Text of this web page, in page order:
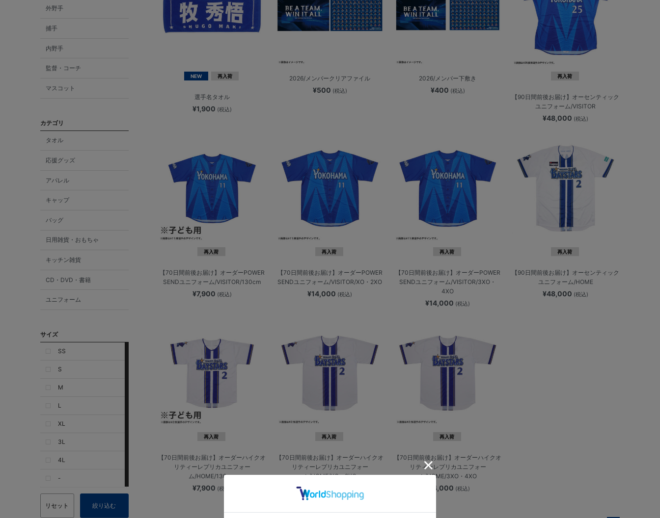
外野手
捕手
内野手
監督・コーチ
マスコット
カテゴリ
タオル
応援グッズ
アパレル
キャップ
バッグ
日用雑貨・おもちゃ
キッチン雑貨
CD・DVD・書籍
ユニフォーム
サイズ
SS
S
M
L
XL
3L
4L
-
リセット 絞り込む
NEW 再入荷
選手名タオル
¥1,900 (税込)
2026/メンバークリアファイル
¥500 (税込)
2026/メンバー下敷き
¥400 (税込)
再入荷
【90日間前後お届け】オーセンティック
ユニフォーム/VISITOR
¥48,000 (税込)
再入荷
【70日間前後お届け】オーダーPOWER
SENDユニフォーム/VISITOR/130cm
¥7,900 (税込)
再入荷
【70日間前後お届け】オーダーPOWER
SENDユニフォーム/VISITOR/XO・2XO
¥14,000 (税込)
再入荷
【70日間前後お届け】オーダーPOWER
SENDユニフォーム/VISITOR/3XO・
4XO
¥14,000 (税込)
再入荷
【90日間前後お届け】オーセンティック
ユニフォーム/HOME
¥48,000 (税込)
再入荷
【70日間前後お届け】オーダーハイクオ
リティーレプリカユニフォー
ム/HOME/130cm
¥7,900 (税込)
再入荷
【70日間前後お届け】オーダーハイクオ
リティーレプリカユニフォー
ム/HOME/XO・2XO
¥14,000
再入荷
【70日間前後お届け】オーダーハイクオ
リティーレプリカユニフォー
ム/HOME/3XO・4XO
¥14,000 (税込)